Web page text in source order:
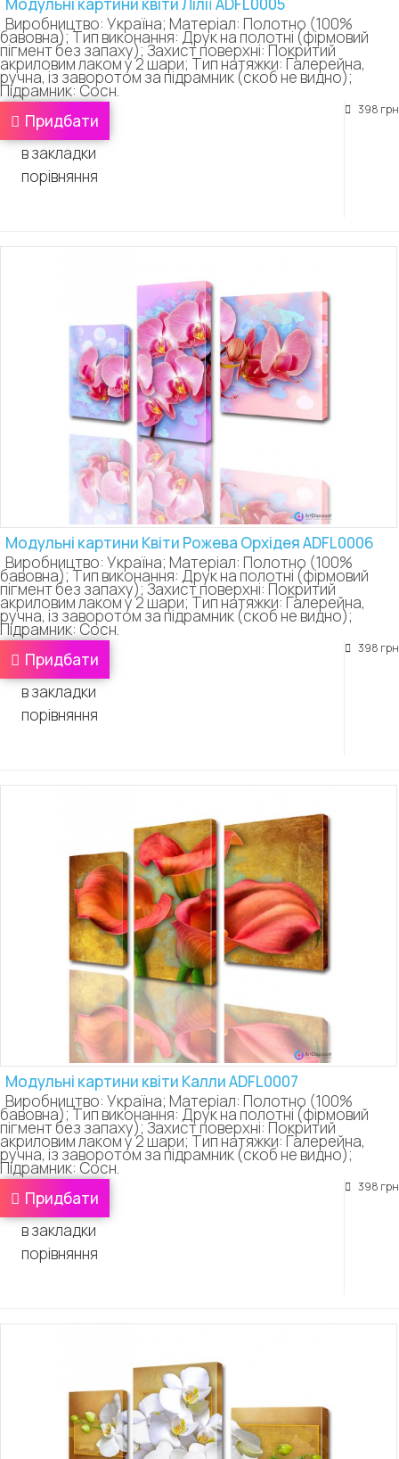
Виробництво: Україна; Матеріал: Полотно (100%
бавовна); Тип виконання: Друк на полотні (фірмовий
пігмент без запаху); Захист поверхні: Покритий
акриловим лаком у 2 шари; Тип натяжки: Галерейна,
ручна, із заворотом за підрамник (скоб не видно);
Підрамник: Сосн.
398 грн
Придбати
в закладки
порівняння
Модульні картини Квіти Рожева Орхідея ADFL0006
Виробництво: Україна; Матеріал: Полотно (100%
бавовна); Тип виконання: Друк на полотні (фірмовий
пігмент без запаху); Захист поверхні: Покритий
акриловим лаком у 2 шари; Тип натяжки: Галерейна,
ручна, із заворотом за підрамник (скоб не видно);
Підрамник: Сосн.
398 грн
Придбати
в закладки
порівняння
Модульні картини квіти Калли ADFL0007
Виробництво: Україна; Матеріал: Полотно (100%
бавовна); Тип виконання: Друк на полотні (фірмовий
пігмент без запаху); Захист поверхні: Покритий
акриловим лаком у 2 шари; Тип натяжки: Галерейна,
ручна, із заворотом за підрамник (скоб не видно);
Підрамник: Сосн.
398 грн
Придбати
в закладки
порівняння